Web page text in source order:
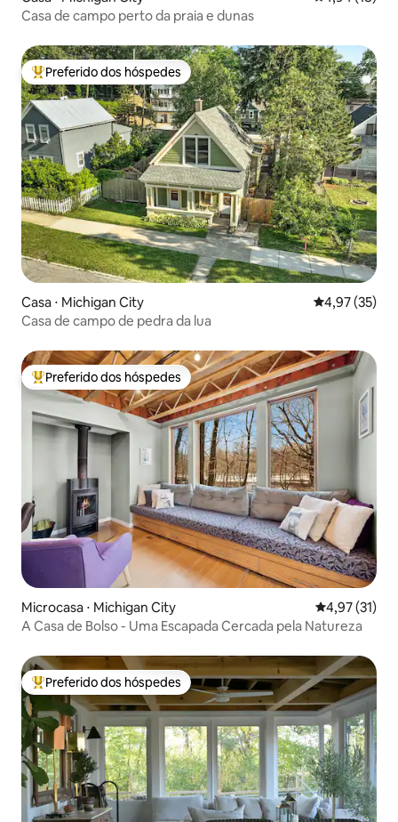
Casa de campo perto da praia e dunas
Entre os melhores preferidos dos hóspedes
Preferido dos hóspedes
Casa ⋅ Michigan City 4,97 de uma
4,97 (35)
Casa de campo de pedra da lua
Entre os melhores preferidos dos hóspedes
Preferido dos hóspedes
Microcasa ⋅ Michigan City 4,97 de uma
4,97 (31)
A Casa de Bolso - Uma Escapada Cercada pela Natureza
Entre os melhores preferidos dos hóspedes
Preferido dos hóspedes